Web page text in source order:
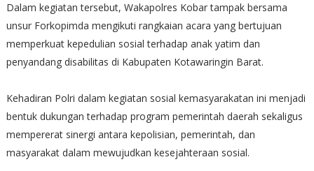
Dalam kegiatan tersebut, Wakapolres Kobar tampak bersama
unsur Forkopimda mengikuti rangkaian acara yang bertujuan
memperkuat kepedulian sosial terhadap anak yatim dan
penyandang disabilitas di Kabupaten Kotawaringin Barat.
Kehadiran Polri dalam kegiatan sosial kemasyarakatan ini menjadi
bentuk dukungan terhadap program pemerintah daerah sekaligus
mempererat sinergi antara kepolisian, pemerintah, dan
masyarakat dalam mewujudkan kesejahteraan sosial.